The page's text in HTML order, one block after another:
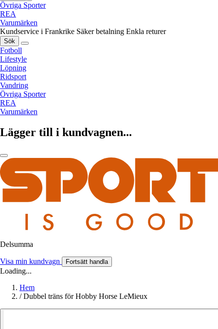
Övriga Sporter
REA
Varumärken
Kundservice i Frankrike Säker betalning Enkla returer
Sök
Fotboll
Lifestyle
Löpning
Ridsport
Vandring
Övriga Sporter
REA
Varumärken
Lägger till i kundvagnen...
Delsumma
Visa min kundvagn Fortsätt handla
Loading...
Hem
/ Dubbel träns för Hobby Horse LeMieux